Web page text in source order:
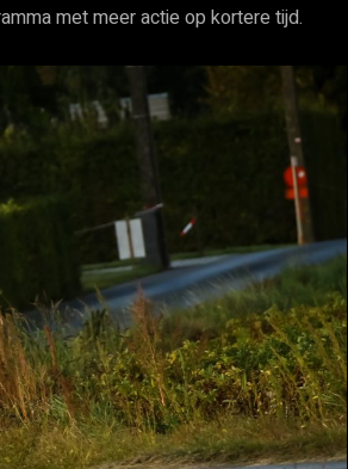
met meer actie op kortere tijd.